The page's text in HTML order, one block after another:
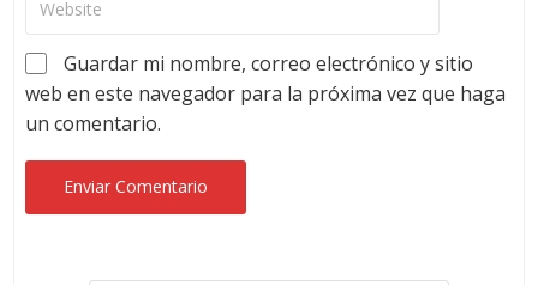
Guardar mi nombre, correo electrónico y sitio
web en este navegador para la próxima vez que haga
un comentario.